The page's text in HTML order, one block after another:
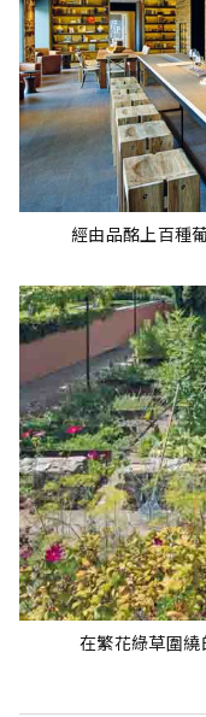
經由品酩上百種
在繁花綠草圍繞